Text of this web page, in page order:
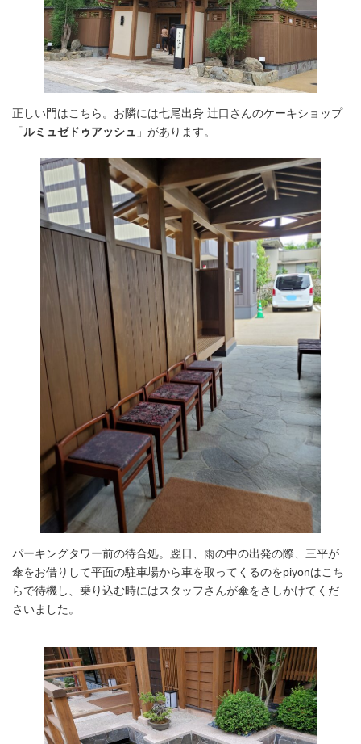
正しい門はこちら。お隣には七尾出身 辻口さんのケーキショップ
「ルミュゼドゥアッシュ 」があります。
パーキングタワー前の待合処。翌日、雨の中の出発の際、三平が
傘をお借りして平面の駐車場から車を取ってくるのをpiyonはこち
らで待機し、乗り込む時にはスタッフさんが傘をさしかけてくだ
さいました。